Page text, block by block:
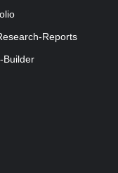
Reports
Builder